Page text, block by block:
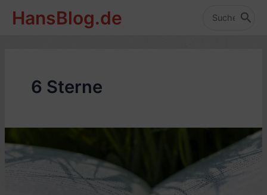
InhaltHansBlog.de
Search
6 Sterne